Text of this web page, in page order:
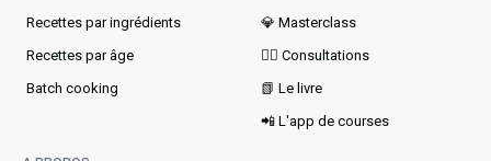
Recettes par ingrédients
Recettes par âge
Batch cooking
💎 Masterclass
👩‍⚕️ Consultations
📗 Le livre
📲 L'app de courses